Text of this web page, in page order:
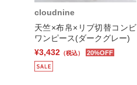
cloudnine
天竺×布帛×リブ切替コンビ
ワンピース(ダークグレー)
¥3,432 （税込） 20%OFF